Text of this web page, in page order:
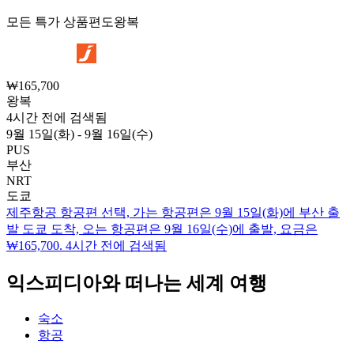
모든 특가 상품편도왕복
₩165,700
왕복
4시간 전에 검색됨
9월 15일(화) - 9월 16일(수)
PUS
부산
NRT
도쿄
제주항공 항공편 선택, 가는 항공편은 9월 15일(화)에 부산 출
발 도쿄 도착, 오는 항공편은 9월 16일(수)에 출발, 요금은
₩165,700. 4시간 전에 검색됨
익스피디아와 떠나는 세계 여행
숙소
항공